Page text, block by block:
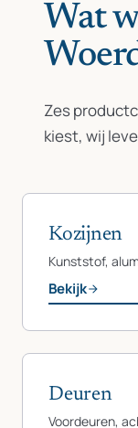
Wat
Zes
kiest, wij
Kozijnen
Kunststof,
Bekijk
Deuren
Voordeuren,